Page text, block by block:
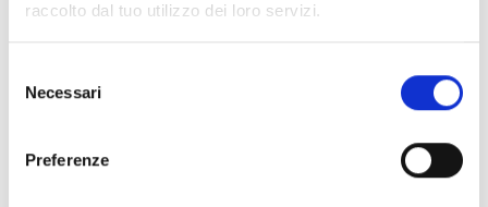
raccolto dal tuo utilizzo dei loro servizi.
delNecessari
Preferenze
-15%
CASCO MOTO ENDURO TOUR-X 4 VISION ORANGE